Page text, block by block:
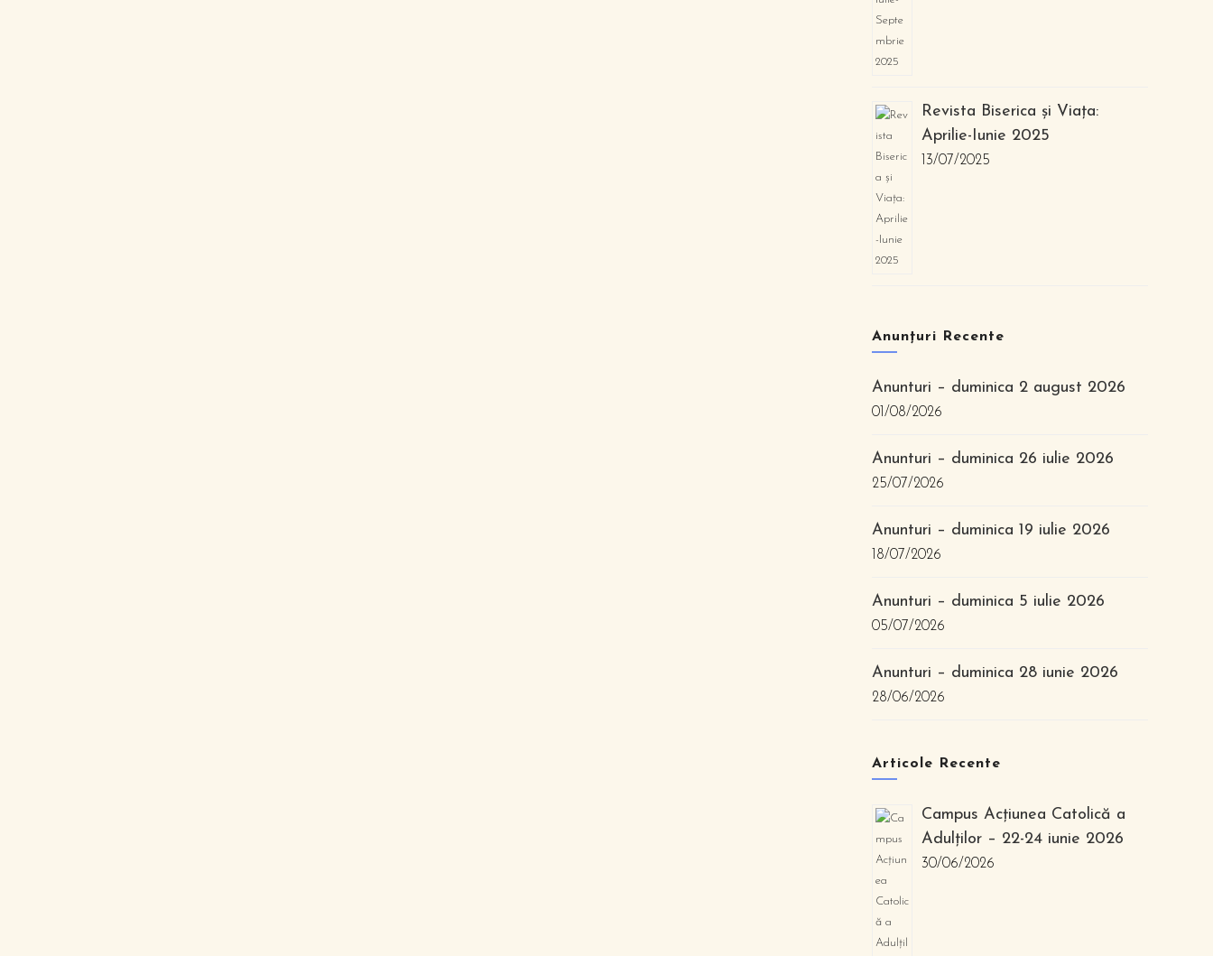
Revista Biserica și Viața:
Aprilie-Iunie 2025
13/07/2025
Anunțuri Recente
Anunturi – duminica 2 august 2026
01/08/2026
Anunturi – duminica 26 iulie 2026
25/07/2026
Anunturi – duminica 19 iulie 2026
18/07/2026
Anunturi – duminica 5 iulie 2026
05/07/2026
Anunturi – duminica 28 iunie 2026
28/06/2026
Articole Recente
Campus Acțiunea Catolică a
Adulților – 22-24 iunie 2026
30/06/2026